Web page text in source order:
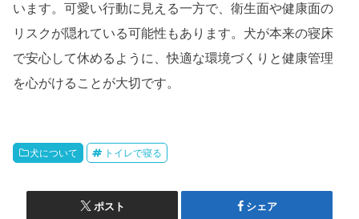
います。可愛い行動に見える一方で、衛生面や健康面の
リスクが隠れている可能性もあります。犬が本来の寝床
で安心して休めるように、快適な環境づくりと健康管理
を心がけることが大切です。
犬について トイレで寝る
ポスト シェア